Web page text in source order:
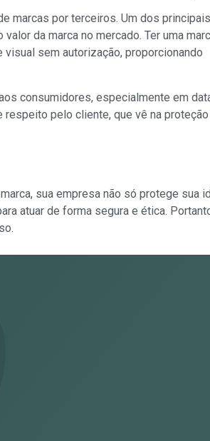
marcas por terceiros. Um dos principais
da marca no mercado. Ter uma
sem autorização, proporcionando
consumidores, especialmente em
pelo cliente, que vê na
sua empresa não só protege sua
atuar de forma segura e ética.